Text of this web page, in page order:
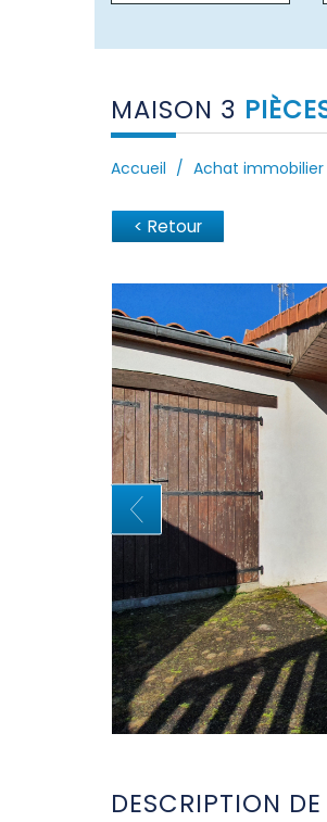
MAISON 3
Accueil Achat
< Retour
DESCRIPTION